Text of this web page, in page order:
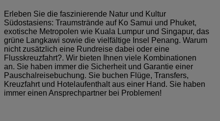
Erleben Sie die faszinierende Natur und Kultur
Südostasiens: Traumstrände auf Ko Samui und Phuket,
exotische Metropolen wie Kuala Lumpur und Singapur, das
grüne Langkawi sowie die vielfältige Insel Penang. Warum
nicht zusätzlich eine Rundreise dabei oder eine
Flusskreuzfahrt?. Wir bieten Ihnen viele Kombinationen
an. Sie haben immer die Sicherheit und Garantie einer
Pauschalreisebuchung. Sie buchen Flüge, Transfers,
Kreuzfahrt und Hotelaufenthalt aus einer Hand. Sie haben
immer einen Ansprechpartner bei Problemen!